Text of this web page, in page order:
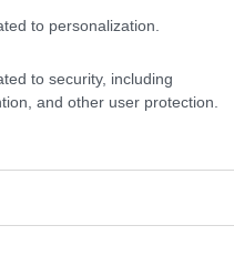
to personalization.
to security, including
and other user protection.